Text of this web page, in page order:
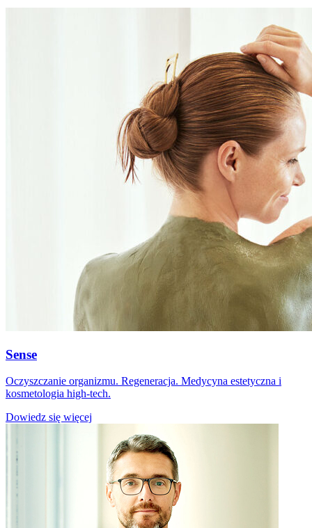
Sense
Oczyszczanie organizmu. Regeneracja. Medycyna estetyczna i
kosmetologia high-tech.
Dowiedz się więcej